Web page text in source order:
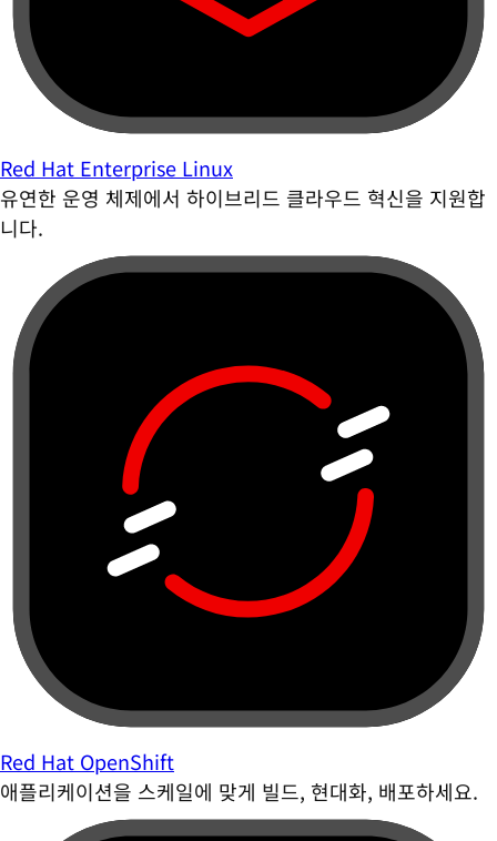
Red Hat Enterprise Linux
유연한 운영 체제에서 하이브리드 클라우드 혁신을 지원합
니다.
Red Hat OpenShift
애플리케이션을 스케일에 맞게 빌드, 현대화, 배포하세요.